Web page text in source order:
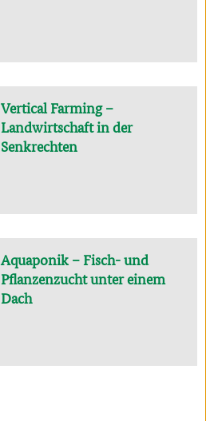
Vertical Farming –
Landwirtschaft in der
Senkrechten
Aquaponik – Fisch- und
Pflanzenzucht unter einem
Dach